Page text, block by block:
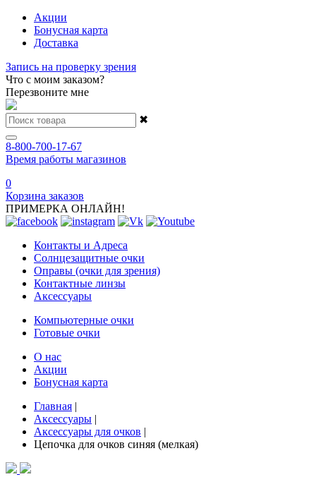
Акции
Бонусная карта
Доставка
Запись на проверку зрения
Что с моим заказом?
Перезвоните мне
✖
8-800-700-17-67
Время работы магазинов
0
Корзина заказов
ПРИМЕРКА ОНЛАЙН!
Контакты и Адреса
Солнцезащитные очки
Оправы (очки для зрения)
Контактные линзы
Аксессуары
Компьютерные очки
Готовые очки
О нас
Акции
Бонусная карта
Главная |
Аксессуары |
Аксессуары для очков |
Цепочка для очков синяя (мелкая)